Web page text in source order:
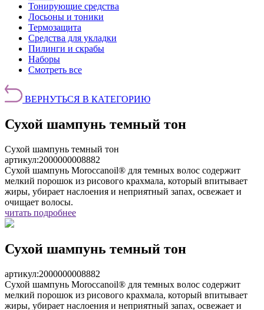
Тонирующие средства
Лосьоны и тоники
Термозащита
Средства для укладки
Пилинги и скрабы
Наборы
Смотреть все
ВЕРНУТЬСЯ В КАТЕГОРИЮ
Сухой шампунь темный тон
Сухой шампунь темный тон
артикул:2000000008882
Сухой шампунь Moroccanoil® для темных волос содержит
мелкий порошок из рисового крахмала, который впитывает
жиры, убирает наслоения и неприятный запах, освежает и
очищает волосы.
читать подробнее
Сухой шампунь темный тон
артикул:2000000008882
Сухой шампунь Moroccanoil® для темных волос содержит
мелкий порошок из рисового крахмала, который впитывает
жиры, убирает наслоения и неприятный запах, освежает и